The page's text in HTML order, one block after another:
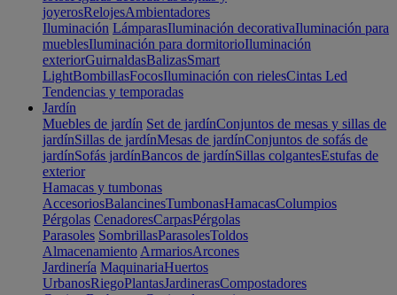
joyerosRelojesAmbientadores
Iluminación LámparasIluminación decorativaIluminación para
mueblesIluminación para dormitorioIluminación
exteriorGuirnaldasBalizasSmart
LightBombillasFocosIluminación con rielesCintas Led
Tendencias y temporadas
Jardín
Muebles de jardín Set de jardínConjuntos de mesas y sillas de
jardínSillas de jardínMesas de jardínConjuntos de sofás de
jardínSofás jardínBancos de jardínSillas colgantesEstufas de
exterior
Hamacas y tumbonas
AccesoriosBalancinesTumbonasHamacasColumpios
Pérgolas CenadoresCarpasPérgolas
Parasoles SombrillasParasolesToldos
Almacenamiento ArmariosArcones
Jardinería MaquinariaHuertos
UrbanosRiegoPlantasJardinerasCompostadores